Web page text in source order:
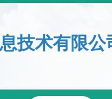
技术有限公